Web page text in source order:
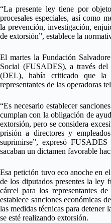
“La presente ley tiene por
procesales especiales, así como
la prevención, investigación,
de extorsión”, establece la
El martes la Fundación
Social (FUSADES), a través del
(DEL), había criticado que la
representantes de las operadoras
“Es necesario establecer
cumplan con la obligación de
extorsión, pero se considera
prisión a directores y
suprimirse”, expresó
sacaban un dictamen favorable
Esa petición tuvo eco anoche en
de los diputados presentes la ley
cárcel para los representantes
establece sanciones económicas
las medidas técnicas para
se esté realizando extorsión.